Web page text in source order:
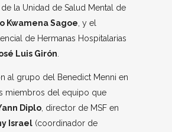
la Unidad de Salud Mental de
Kwamena Sagoe , y el
de Hermanas Hospitalarias
Luis Girón
al grupo del Benedict Menni en
miembros del equipo que
Diplo , director de MSF en
Israel (coordinador de